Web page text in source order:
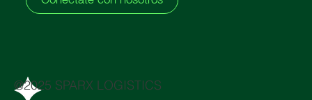
@2025 SPARX LOGISTICS